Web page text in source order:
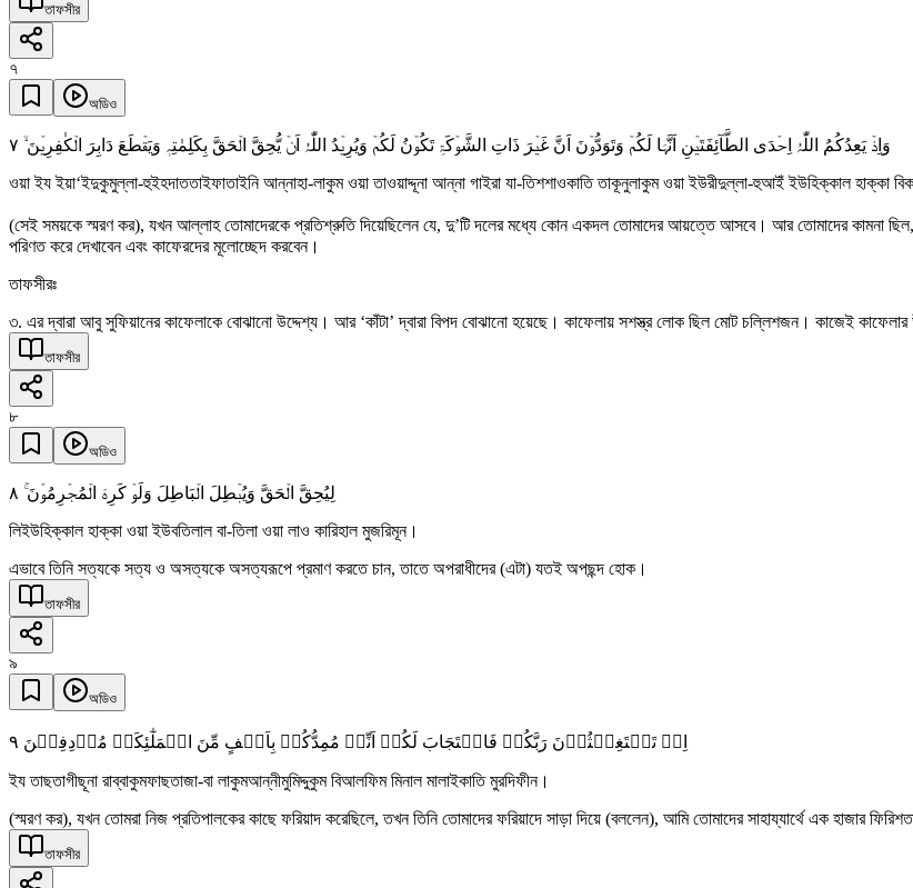
তাফসীর
৭
অডিও
وَاِذۡ یَعِدُکُمُ اللّٰہُ اِحۡدَی الطَّآئِفَتَیۡنِ اَنَّہَا لَکُمۡ وَتَوَدُّوۡنَ اَنَّ غَیۡرَ ذَاتِ الشَّوۡکَۃِ تَکُوۡنُ لَکُمۡ وَیُرِیۡدُ اللّٰہُ اَنۡ یُّحِقَّ الۡحَقَّ بِکَلِمٰتِہٖ وَیَقۡطَعَ دَابِرَ الۡکٰفِرِیۡنَ ۙ ٧
ওয়া ইয ইয়া‘ইদুকুমুল্লা-হুইহদাততাইফাতাইনি আন্নাহা-লাকুম ওয়া তাওয়াদ্দূনা আন্না গাইরা যা-তিশশাওকাতি তাকূনুলাকুম ওয়া ইউরীদুল্লা-হুআইঁ ইউহিক্কাল হাক্কা
(সেই সময়কে স্মরণ কর), যখন আল্লাহ তোমাদেরকে প্রতিশ্রুতি দিয়েছিলেন যে, দু’টি দলের মধ্যে কোন একদল তোমাদের আয়ত্তে আসবে। আর তোমাদের কামনা
পরিণত করে দেখাবেন এবং কাফেরদের মূলোচ্ছেদ করবেন।
তাফসীরঃ
৩. এর দ্বারা আবু সুফিয়ানের কাফেলাকে বোঝানো উদ্দেশ্য। আর ‘কাঁটা’ দ্বারা বিপদ বোঝানো হয়েছে। কাফেলায় সশস্ত্র লোক ছিল মোট চল্লিশজন। কাজেই কাফেলার
তাফসীর
৮
অডিও
لِیُحِقَّ الۡحَقَّ وَیُبۡطِلَ الۡبَاطِلَ وَلَوۡ کَرِہَ الۡمُجۡرِمُوۡنَ ۚ ٨
লিইউহিক্কাল হাক্কা ওয়া ইউবতিলাল বা-তিলা ওয়া লাও কারিহাল মুজরিমূন।
এভাবে তিনি সত্যকে সত্য ও অসত্যকে অসত্যরূপে প্রমাণ করতে চান, তাতে অপরাধীদের (এটা) যতই অপছন্দ হোক।
তাফসীর
৯
অডিও
اِذۡ تَسۡتَغِیۡثُوۡنَ رَبَّکُمۡ فَاسۡتَجَابَ لَکُمۡ اَنِّیۡ مُمِدُّکُمۡ بِاَلۡفٍ مِّنَ الۡمَلٰٓئِکَۃِ مُرۡدِفِیۡنَ ٩
ইয তাছতাগীছূনা রাব্বাকুমফাছতাজা-বা লাকুমআন্নীমুমিদ্দুকুম বিআলফিম মিনাল মালাইকাতি মুরদিফীন।
(স্মরণ কর), যখন তোমরা নিজ প্রতিপালকের কাছে ফরিয়াদ করেছিলে, তখন তিনি তোমাদের ফরিয়াদে সাড়া দিয়ে (বললেন), আমি তোমাদের সাহায্যার্থে এক হাজার
তাফসীর